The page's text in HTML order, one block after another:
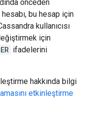
önceden
hesabı, bu hesap için
kullanıcısı
için
ifadelerini
hakkında bilgi
etkinleştirme